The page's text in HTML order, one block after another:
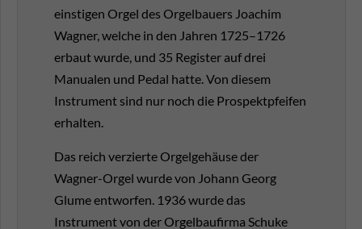
einstigen Orgel des Orgelbauers Joachim
Wagner, welche in den Jahren 1725–1726
erbaut wurde, und 35 Register auf drei
Manualen und Pedal hatte. Von diesem
Instrument sind nur noch die Prospektpfeifen
erhalten.
Das reich verzierte Orgelgehäuse der
Wagner-Orgel wurde von Johann Georg
Glume entworfen. 1936 wurde das
Instrument von der Orgelbaufirma Schuke